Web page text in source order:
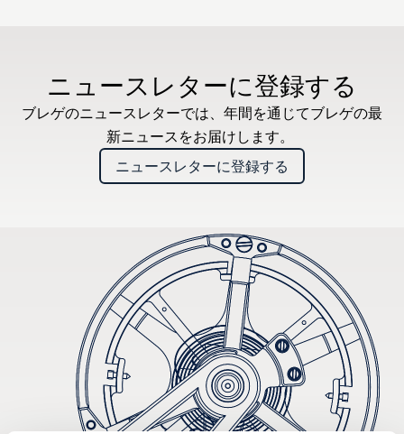
ニュースレターに登録する
ブレゲのニュースレターでは、年間を通じてブレゲの最
新ニュースをお届けします。
ニュースレターに登録する